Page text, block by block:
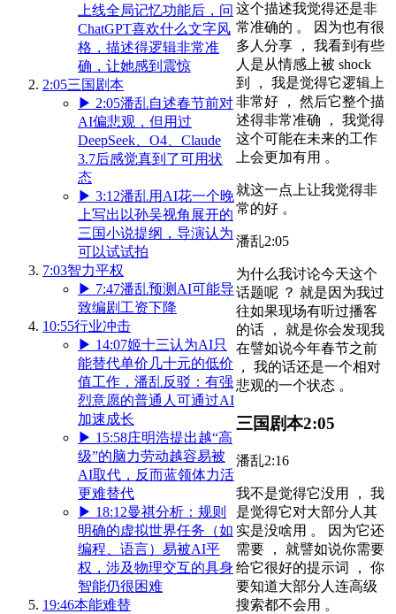
上线全局记忆功能后，问
ChatGPT喜欢什么文字风
格，描述得逻辑非常准
确，让她感到震惊
2:05三国剧本
▶ 2:05潘乱自述春节前对
AI偏悲观，但用过
DeepSeek、O4、Claude
3.7后感觉真到了可用状
态
▶ 3:12潘乱用AI花一个晚
上写出以孙吴视角展开的
三国小说提纲，导演认为
可以试试拍
7:03智力平权
▶ 7:47潘乱预测AI可能导
致编剧工资下降
10:55行业冲击
▶ 14:07姬十三认为AI只
能替代单价几十元的低价
值工作，潘乱反驳：有强
烈意愿的普通人可通过AI
加速成长
▶ 15:58庄明浩提出越“高
级”的脑力劳动越容易被
AI取代，反而蓝领体力活
更难替代
▶ 18:12曼祺分析：规则
明确的虚拟世界任务（如
编程、语言）易被AI平
权，涉及物理交互的具身
智能仍很困难
19:46本能难替
这个描述我觉得还是非
常准确的 。 因为也有很
多人分享 ， 我看到有些
人是从情感上被 shock
到 ， 我是觉得它逻辑上
非常好 ， 然后它整个描
述得非常准确 ， 我觉得
这个可能在未来的工作
上会更加有用 。
就这一点上让我觉得非
常的好 。
潘乱2:05
为什么我讨论今天这个
话题呢 ？ 就是因为我过
往如果现场有听过播客
的话 ， 就是你会发现我
在譬如说今年春节之前
， 我的话还是一个相对
悲观的一个状态 。
三国剧本2:05
潘乱2:16
我不是觉得它没用 ， 我
是觉得它对大部分人其
实是没啥用 。 因为它还
需要 ， 就譬如说你需要
给它很好的提示词 ， 你
要知道大部分人连高级
搜索都不会用 。